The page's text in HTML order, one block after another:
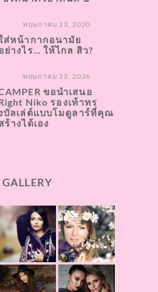
พฤษภาคม 23, 2020
ส่หน้ากากอนามัย
ย่างไร… ให้ไกล สิว?
พฤษภาคม 23, 2026
ขอนำเสนอ
Niko รองเท้าทร
บัลเล่ต์แบบโมดูลาร์ที่คุณ
ร้างได้เอง
GALLERY